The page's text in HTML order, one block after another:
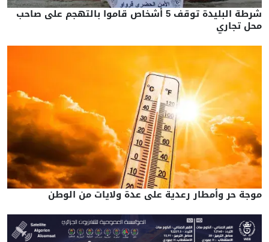
شرطة البليدة توقف 5 أشخاص قاموا بالتهجم على صاحب
محل تجاري
موجة حر وأمطار رعدية على عدة ولايات من الوطن